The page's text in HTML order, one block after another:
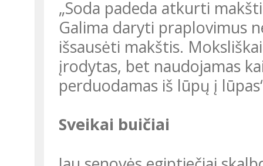
„Soda padeda atkurti makšties pH (rūgščių šarmų pusiausvyrą).
Galima daryti praplovimus
išsausėti makštis.
įrodytas, bet naudojamas
perduodamas iš lūpų į
Sveikai buičiai